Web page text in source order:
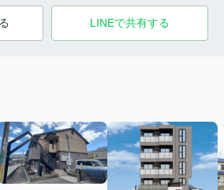
LINEで共有する